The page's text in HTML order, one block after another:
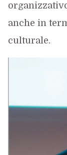
anche in
culturale.